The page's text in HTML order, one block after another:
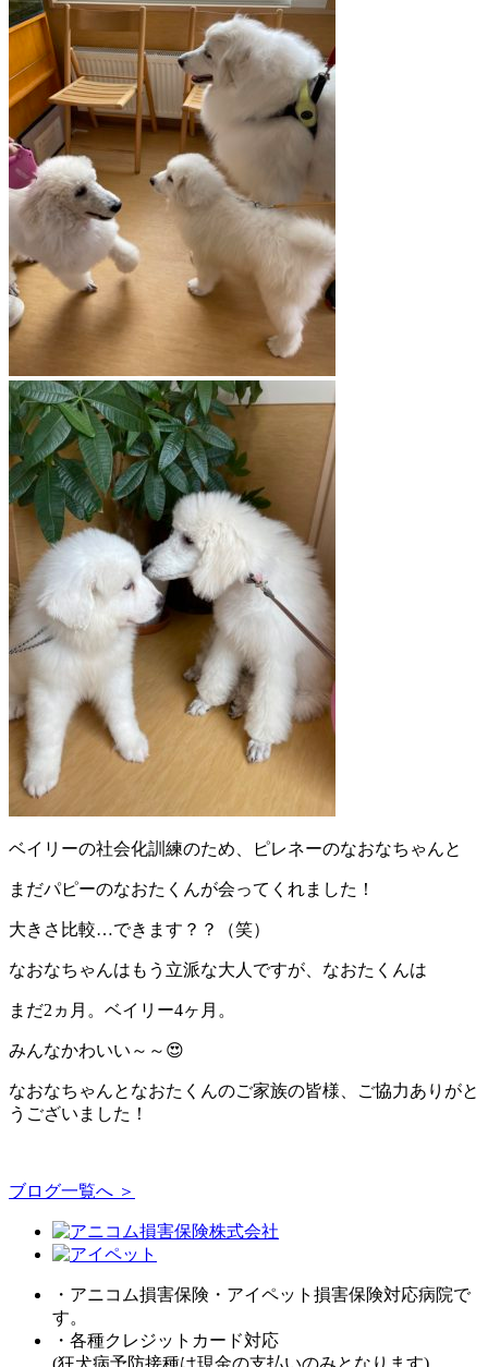
ベイリーの社会化訓練のため、ピレネーのなおなちゃんと
まだパピーのなおたくんが会ってくれました！
大きさ比較…できます？？（笑）
なおなちゃんはもう立派な大人ですが、なおたくんは
まだ2ヵ月。ベイリー4ヶ月。
みんなかわいい～～😍
なおなちゃんとなおたくんのご家族の皆様、ご協力ありがと
うございました！
ブログ一覧へ ＞
・アニコム損害保険・アイペット損害保険対応病院で
す。
・各種クレジットカード対応
(狂犬病予防接種は現金の支払いのみとなります)